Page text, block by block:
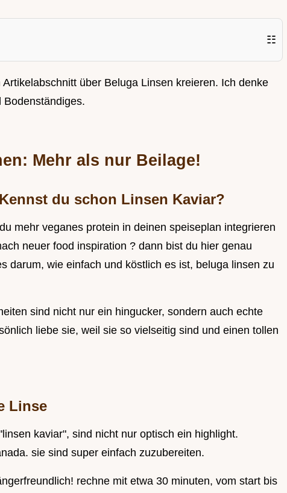
☷
über Beluga Linsen kreieren. Ich denke
Mehr als nur Beilage!
du schon Linsen Kaviar?
mehr veganes protein in deinen speiseplan integrieren
neuer food inspiration ? dann bist du hier genau
darum, wie einfach und köstlich es ist, beluga linsen zu
sind nicht nur ein hingucker, sondern auch echte
liebe sie, weil sie so vielseitig sind und einen tollen
Linse
kaviar", sind nicht nur optisch ein highlight.
sie sind super einfach zuzubereiten.
rechne mit etwa 30 minuten, vom start bis